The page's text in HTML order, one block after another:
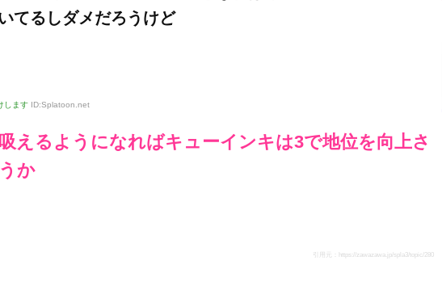
てるしダメだろうけど
します ID:Splatoon.net
えるようになればキューインキは3で地位を向上さ
か
引用元： https://zawazawa.jp/spla3/topic/280